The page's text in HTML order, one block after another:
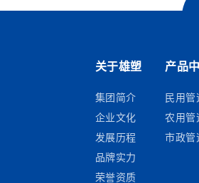
关于雄塑
集团简介
企业文化
发展历程
品牌实力
荣誉资质
产品
民用管
农用管
市政管